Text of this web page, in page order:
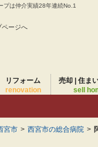
プは仲介実績28年連続No.1
ページへ
リフォーム
renovation
売却 | 住ま
sell
宮市 > 西宮市の総合病院 >